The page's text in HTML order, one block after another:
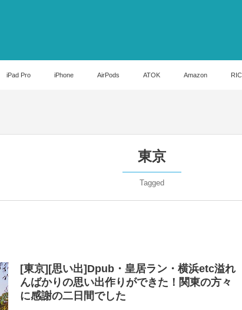
iPad Pro iPhone AirPods ATOK Amazon
東京
Tagged
[東京][思い出]Dpub・皇居ラン・横浜etc溢れ
んばかりの思い出作りができた！関東の方々
に感謝の二日間でした